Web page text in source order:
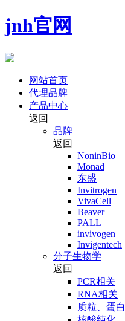
jnh官网
网站首页
代理品牌
产品中心
返回
品牌
返回
NoninBio
Monad
东盛
Invitrogen
VivaCell
Beaver
PALL
invivogen
Invigentech
分子生物学
返回
PCR相关
RNA相关
质粒、蛋白